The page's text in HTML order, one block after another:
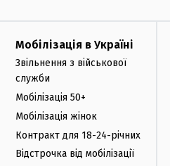
Мобілізація в Україні
Звільнення з військової
служби
Мобілізація 50+
Мобілізація жінок
Контракт для 18-24-річних
Відстрочка від мобілізації